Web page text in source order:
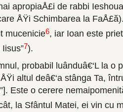
apropiaÅ£i de rabbi
ÅŸi Schimbarea la
mucenicie6, iar Ioan este
7).
probabil luânduâ€‘L la o
altul deâ€‘a stânga Ta,
Este o cerere
la Sfântul Matei, ei vin cu